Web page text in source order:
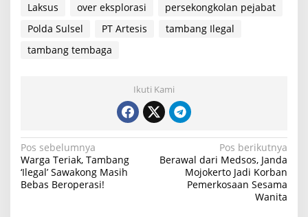
Laksus
over eksplorasi
persekongkolan pejabat
Polda Sulsel
PT Artesis
tambang Ilegal
tambang tembaga
Ikuti Kami
N
a
v
Pos sebelumnya
Warga Teriak, Tambang
‘Ilegal’ Sawakong Masih
Bebas Beroperasi!
Pos berikutnya
Berawal dari Medsos, Janda
Mojokerto Jadi Korban
Pemerkosaan Sesama
Wanita